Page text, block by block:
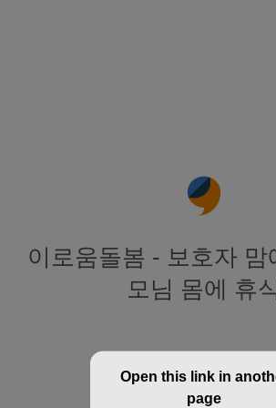
이로움돌봄 - 보호자 맘
모님 몸에 휴